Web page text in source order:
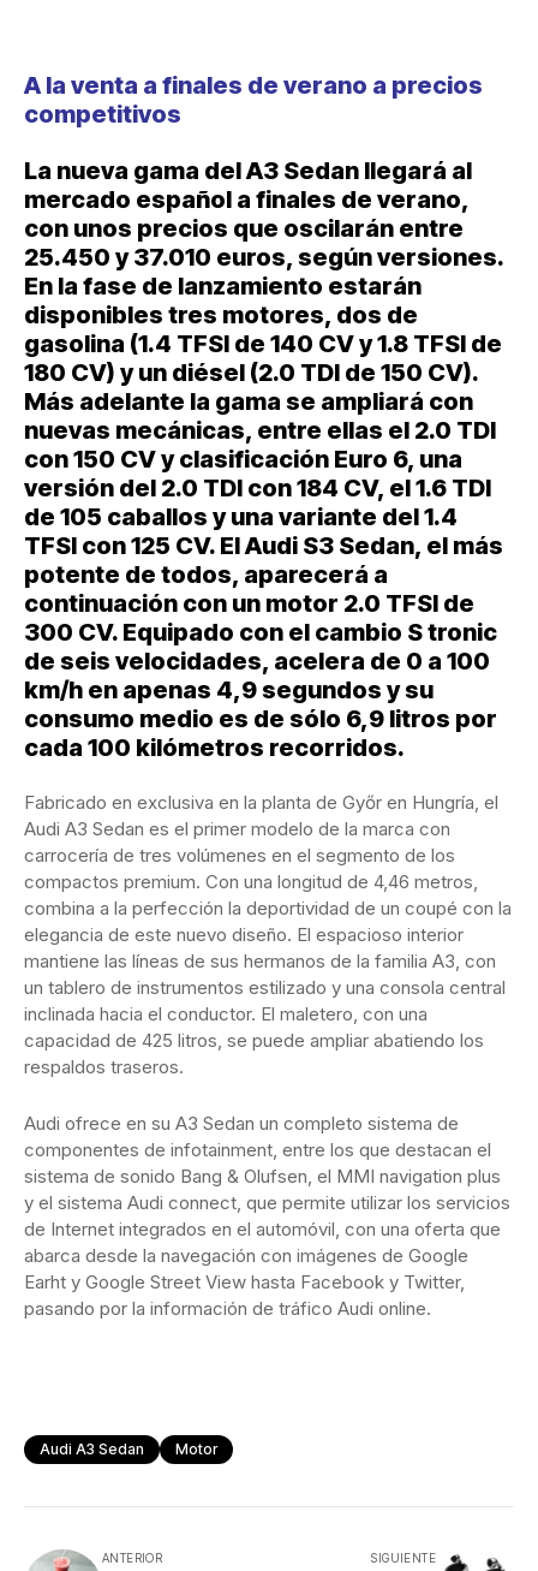
A la venta a finales de verano a precios
competitivos
La nueva gama del A3 Sedan llegará al
mercado español a finales de verano,
con unos precios que oscilarán entre
25.450 y 37.010 euros, según versiones.
En la fase de lanzamiento estarán
disponibles tres motores, dos de
gasolina (1.4 TFSI de 140 CV y 1.8 TFSI de
180 CV) y un diésel (2.0 TDI de 150 CV).
Más adelante la gama se ampliará con
nuevas mecánicas, entre ellas el 2.0 TDI
con 150 CV y clasificación Euro 6, una
versión del 2.0 TDI con 184 CV, el 1.6 TDI
de 105 caballos y una variante del 1.4
TFSI con 125 CV. El Audi S3 Sedan, el más
potente de todos, aparecerá a
continuación con un motor 2.0 TFSI de
300 CV. Equipado con el cambio S tronic
de seis velocidades, acelera de 0 a 100
km/h en apenas 4,9 segundos y su
consumo medio es de sólo 6,9 litros por
cada 100 kilómetros recorridos.
Fabricado en exclusiva en la planta de Győr en Hungría, el
Audi A3 Sedan es el primer modelo de la marca con
carrocería de tres volúmenes en el segmento de los
compactos premium. Con una longitud de 4,46 metros,
combina a la perfección la deportividad de un coupé con la
elegancia de este nuevo diseño. El espacioso interior
mantiene las líneas de sus hermanos de la familia A3, con
un tablero de instrumentos estilizado y una consola central
inclinada hacia el conductor. El maletero, con una
capacidad de 425 litros, se puede ampliar abatiendo los
respaldos traseros.
Audi ofrece en su A3 Sedan un completo sistema de
componentes de infotainment, entre los que destacan el
sistema de sonido Bang & Olufsen, el MMI navigation plus
y el sistema Audi connect, que permite utilizar los servicios
de Internet integrados en el automóvil, con una oferta que
abarca desde la navegación con imágenes de Google
Earht y Google Street View hasta Facebook y Twitter,
pasando por la información de tráfico Audi online.
Audi A3 Sedan Motor
ANTERIOR SIGUIENTE